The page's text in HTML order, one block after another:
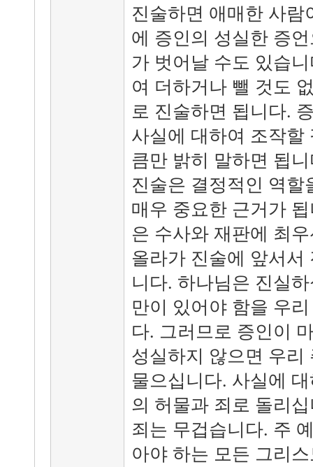
진술하면 애매한 사람
에 증인의 성실한 증
가 벗어날 수도 있습
여 더하거나 뺄 것도
로 진술하면 됩니다.
사실에 대하여 조작할
큼만 밝히 말하면 됩
진술은 결정적인 역할
매우 중요한 근거가
은 수사와 재판에 최
올라가 진술에 앞서서
니다. 하나님은 진실
만이 있어야 함을 우
다. 그러므로 증인이
성실하지 않으면 우리
물으십니다. 사실에
의 허물과 죄로 돌리
죄는 무겁습니다. 주
아야 하는 모든 그리